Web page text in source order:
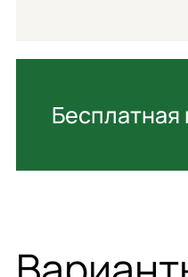
Бесплатная